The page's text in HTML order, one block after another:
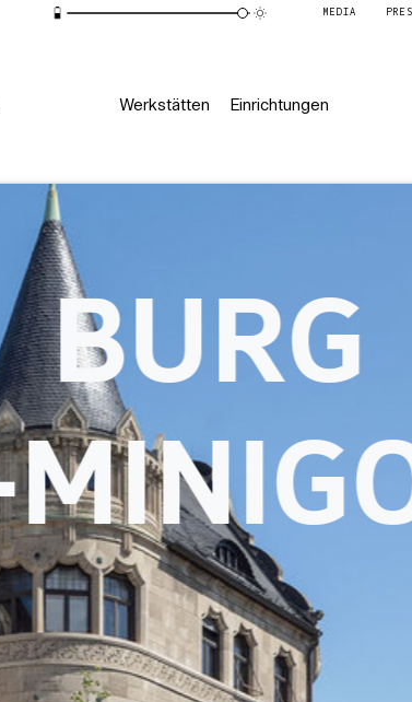
MEDIA
Werkstätten Einrichtungen